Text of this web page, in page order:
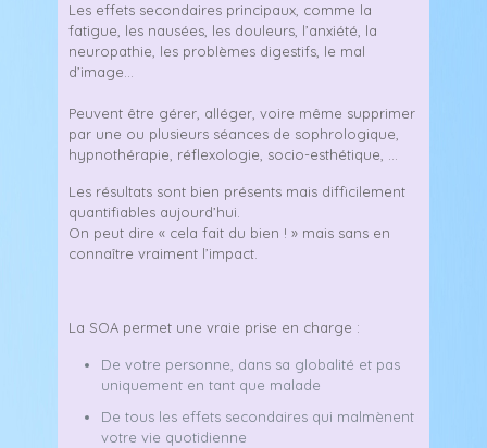
Les effets secondaires principaux, comme la
fatigue, les nausées, les douleurs, l’anxiété, la
neuropathie, les problèmes digestifs, le mal
d’image…
Peuvent être gérer, alléger, voire même supprimer
par une ou plusieurs séances de sophrologique,
hypnothérapie, réflexologie, socio-esthétique, …
Les résultats sont bien présents mais difficilement
quantifiables aujourd’hui.
On peut dire « cela fait du bien ! » mais sans en
connaître vraiment l’impact.
La SOA permet une vraie prise en charge :
De votre personne, dans sa globalité et pas
uniquement en tant que malade
De tous les effets secondaires qui malmènent
votre vie quotidienne